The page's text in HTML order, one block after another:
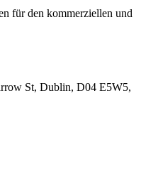
für den kommerziellen und
St, Dublin, D04 E5W5,